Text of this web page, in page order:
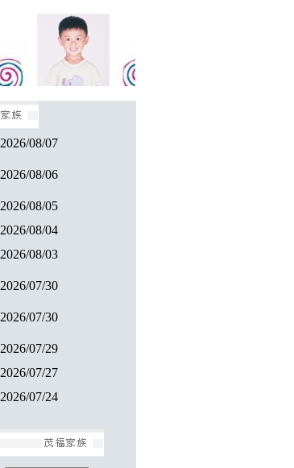
2026/08/07
2026/08/06
2026/08/05
2026/08/04
2026/08/03
2026/07/30
2026/07/30
2026/07/29
2026/07/27
2026/07/24